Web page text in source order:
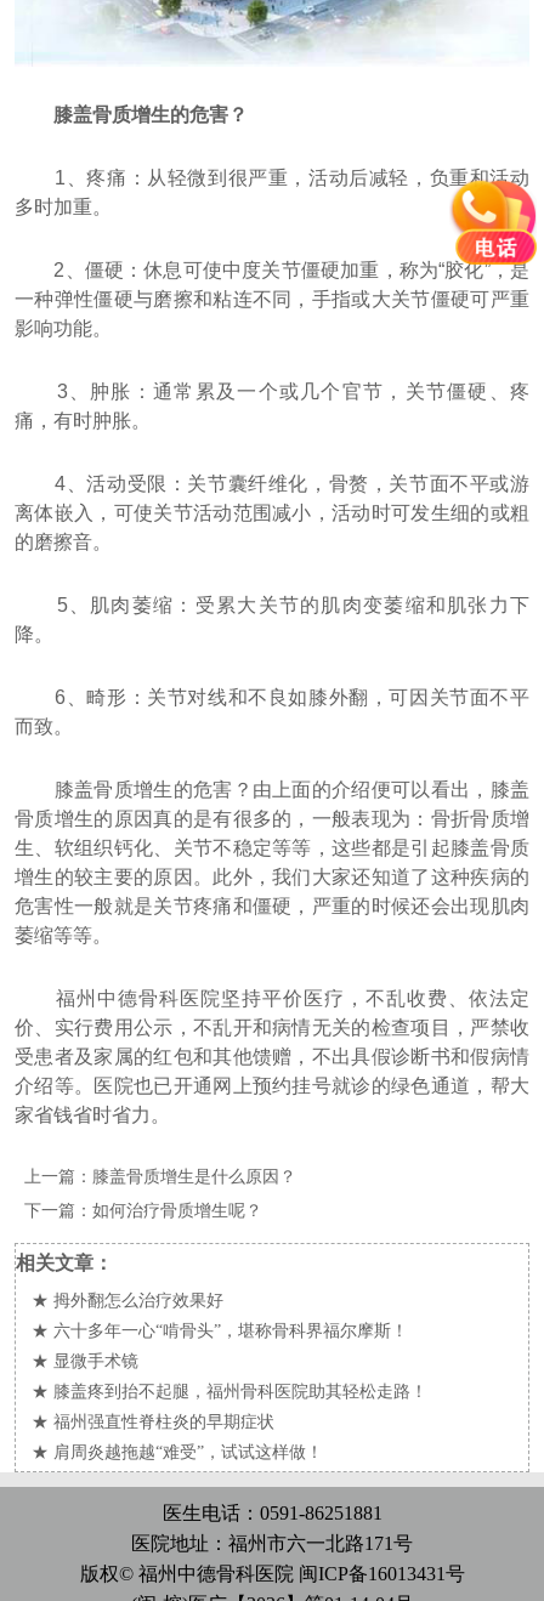
膝盖骨质增生的危害？
1、疼痛：从轻微到很严重，活动后减轻，负重和活动
多时加重。
2、僵硬：休息可使中度关节僵硬加重，称为“胶化”，是
一种弹性僵硬与磨擦和粘连不同，手指或大关节僵硬可严重
影响功能。
3、肿胀：通常累及一个或几个官节，关节僵硬、疼
痛，有时肿胀。
4、活动受限：关节囊纤维化，骨赘，关节面不平或游
离体嵌入，可使关节活动范围减小，活动时可发生细的或粗
的磨擦音。
5、肌肉萎缩：受累大关节的肌肉变萎缩和肌张力下
降。
6、畸形：关节对线和不良如膝外翻，可因关节面不平
而致。
膝盖骨质增生的危害？由上面的介绍便可以看出，膝盖
骨质增生的原因真的是有很多的，一般表现为：骨折骨质增
生、软组织钙化、关节不稳定等等，这些都是引起膝盖骨质
增生的较主要的原因。此外，我们大家还知道了这种疾病的
危害性一般就是关节疼痛和僵硬，严重的时候还会出现肌肉
萎缩等等。
福州中德骨科医院坚持平价医疗，不乱收费、依法定
价、实行费用公示，不乱开和病情无关的检查项目，严禁收
受患者及家属的红包和其他馈赠，不出具假诊断书和假病情
介绍等。医院也已开通网上预约挂号就诊的绿色通道，帮大
家省钱省时省力。
上一篇： 膝盖骨质增生是什么原因？
下一篇：如何治疗骨质增生呢？
相关文章：
★拇外翻怎么治疗效果好
★六十多年一心“啃骨头”，堪称骨科界福尔摩斯！
★ 显微手术镜
★ 膝盖疼到抬不起腿，福州骨科医院助其轻松走路！
★福州强直性脊柱炎的早期症状
★ 肩周炎越拖越“难受”，试试这样做！
医生电话：0591-86251881
医院地址：福州市六一北路171号
版权© 福州中德骨科医院 闽ICP备16013431号